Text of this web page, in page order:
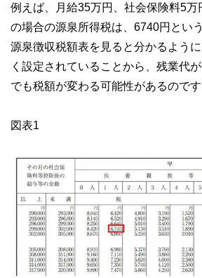
例えば、月給35万円、社会保険料5万
の場合の源泉所得税は、6740円とい
源泉徴収税額表を見ると分かるよう
く設定されていることから、残業代
でも税額が変わる可能性があるのです
図表1